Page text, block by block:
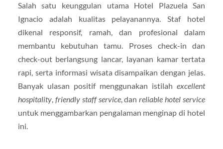
Salah satu keunggulan utama Hotel Plazuela San
Ignacio adalah kualitas pelayanannya. Staf hotel
dikenal responsif, ramah, dan profesional dalam
membantu kebutuhan tamu. Proses check-in dan
check-out berlangsung lancar, layanan kamar tertata
rapi, serta informasi wisata disampaikan dengan jelas.
Banyak ulasan positif menggunakan istilahexcellent
hospitality, friendly staff service, danreliable hotel service
untuk menggambarkan pengalaman menginap di hotel
ini.